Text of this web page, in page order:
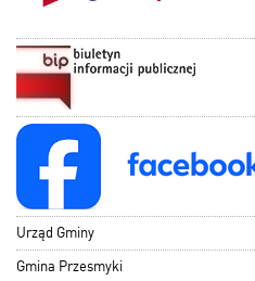
Urząd Gminy
Gmina Przesmyki